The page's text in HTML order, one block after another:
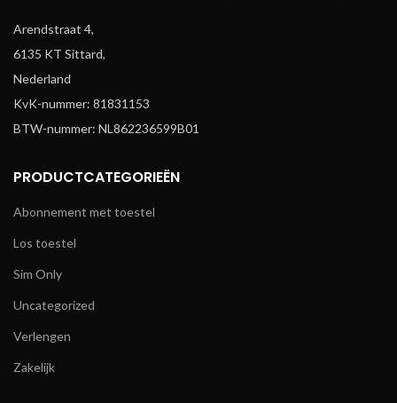
Arendstraat 4,
6135 KT Sittard,
Nederland
KvK-nummer: 81831153
BTW-nummer: NL862236599B01
PRODUCTCATEGORIEËN
Abonnement met toestel
Los toestel
Sim Only
Uncategorized
Verlengen
Zakelijk